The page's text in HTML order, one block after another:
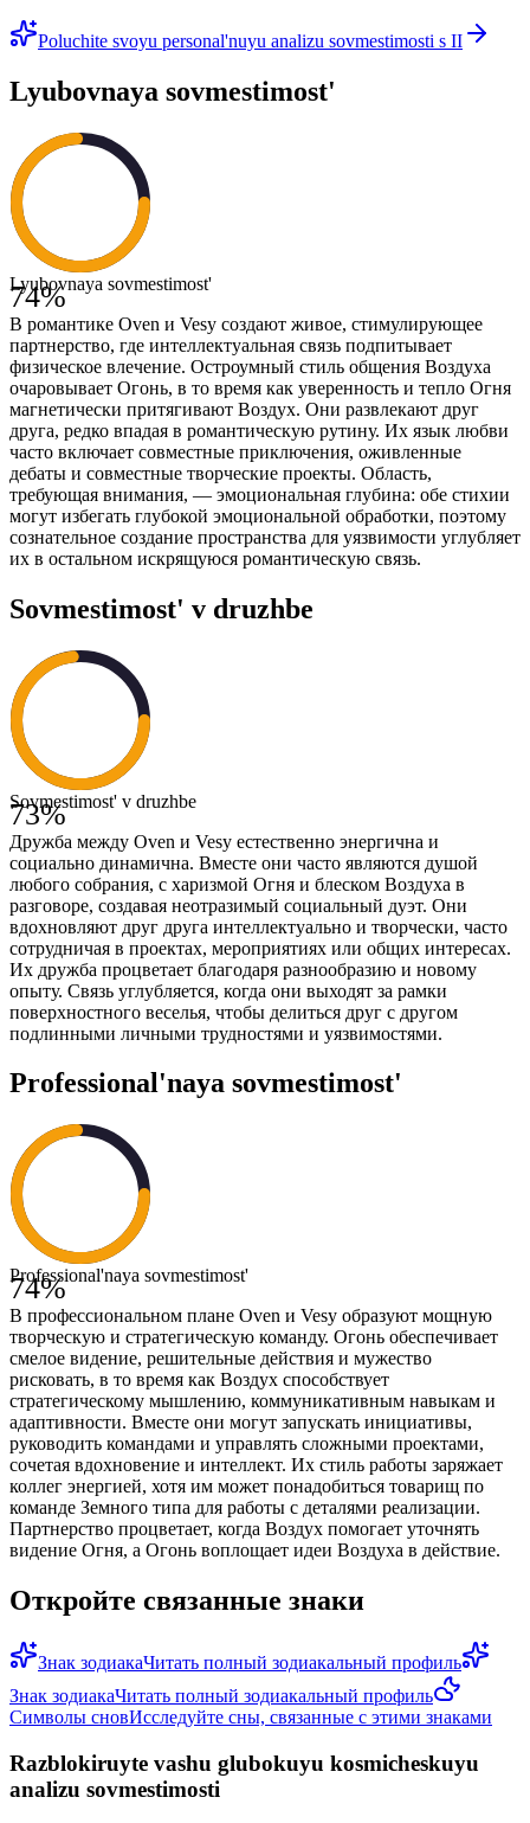
Poluchite svoyu personal'nuyu analizu sovmestimosti s II
Lyubovnaya sovmestimost'
74%
Lyubovnaya sovmestimost'
В романтике Oven и Vesy создают живое, стимулирующее
партнерство, где интеллектуальная связь подпитывает
физическое влечение. Остроумный стиль общения Воздуха
очаровывает Огонь, в то время как уверенность и тепло Огня
магнетически притягивают Воздух. Они развлекают друг
друга, редко впадая в романтическую рутину. Их язык любви
часто включает совместные приключения, оживленные
дебаты и совместные творческие проекты. Область,
требующая внимания, — эмоциональная глубина: обе стихии
могут избегать глубокой эмоциональной обработки, поэтому
сознательное создание пространства для уязвимости углубляет
их в остальном искрящуюся романтическую связь.
Sovmestimost' v druzhbe
73%
Sovmestimost' v druzhbe
Дружба между Oven и Vesy естественно энергична и
социально динамична. Вместе они часто являются душой
любого собрания, с харизмой Огня и блеском Воздуха в
разговоре, создавая неотразимый социальный дуэт. Они
вдохновляют друг друга интеллектуально и творчески, часто
сотрудничая в проектах, мероприятиях или общих интересах.
Их дружба процветает благодаря разнообразию и новому
опыту. Связь углубляется, когда они выходят за рамки
поверхностного веселья, чтобы делиться друг с другом
подлинными личными трудностями и уязвимостями.
Professional'naya sovmestimost'
74%
Professional'naya sovmestimost'
В профессиональном плане Oven и Vesy образуют мощную
творческую и стратегическую команду. Огонь обеспечивает
смелое видение, решительные действия и мужество
рисковать, в то время как Воздух способствует
стратегическому мышлению, коммуникативным навыкам и
адаптивности. Вместе они могут запускать инициативы,
руководить командами и управлять сложными проектами,
сочетая вдохновение и интеллект. Их стиль работы заряжает
коллег энергией, хотя им может понадобиться товарищ по
команде Земного типа для работы с деталями реализации.
Партнерство процветает, когда Воздух помогает уточнять
видение Огня, а Огонь воплощает идеи Воздуха в действие.
Откройте связанные знаки
Знак зодиакаЧитать полный зодиакальный профиль
Знак зодиакаЧитать полный зодиакальный профиль
Символы сновИсследуйте сны, связанные с этими знаками
Razblokiruyte vashu glubokuyu kosmicheskuyu
analizu sovmestimosti